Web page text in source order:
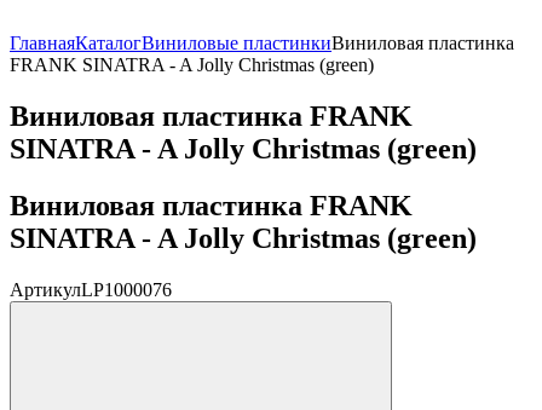
ГлавнаяКаталогВиниловые пластинкиВиниловая пластинка
FRANK SINATRA - A Jolly Christmas (green)
Виниловая пластинка FRANK
SINATRA - A Jolly Christmas (green)
Виниловая пластинка FRANK
SINATRA - A Jolly Christmas (green)
АртикулLP1000076